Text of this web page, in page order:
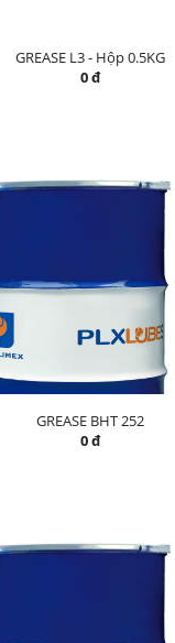
GREASE L3 - Hộp 0.5KG
0 đ
GREASE BHT 252
0 đ